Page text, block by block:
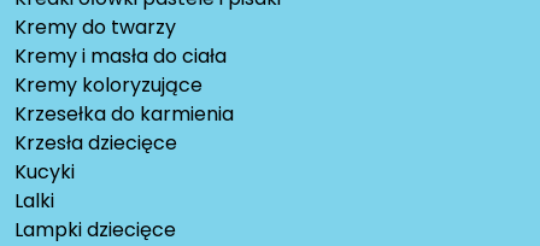
Kremy do twarzy
Kremy i masła do ciała
Kremy koloryzujące
Krzesełka do karmienia
Krzesła dziecięce
Kucyki
Lalki
Lampki dziecięce